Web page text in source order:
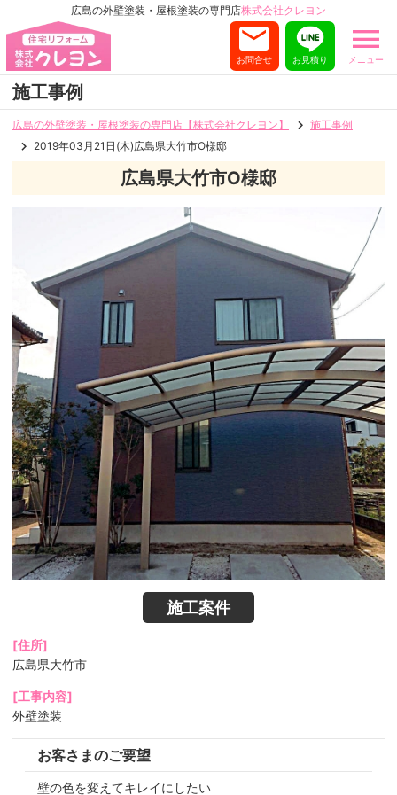
広島の外壁塗装・屋根塗装の専門店株式会社クレヨン
メニュー
お見積り
お問合せ
施工事例
広島の外壁塗装・屋根塗装の専門店【株式会社クレヨン】
施工事例
2019年03月21日(木)広島県大竹市O様邸
広島県大竹市O様邸
施工案件
[住所]
広島県大竹市
[工事内容]
外壁塗装
お客さまのご要望
壁の色を変えてキレイにしたい